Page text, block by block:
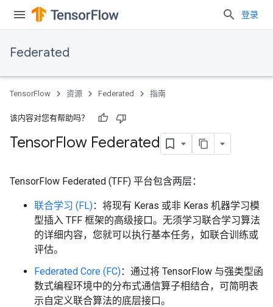
登录
Federated
TensorFlow 资源 Federated 指南
该内容对您有帮助吗？
TensorFlow Federated
TensorFlow Federated (TFF) 平台包含两层：
联合学习 (FL)：将现有 Keras 或非 Keras 机器学习模
型插入 TFF 框架的高级接口。无须学习联合学习算法
的详细内容，您就可以执行基本任务，如联合训练或
评估。
Federated Core (FC)：通过将 TensorFlow 与强类型函
数式编程环境中的分布式通信算子相结合，可简明表
示自定义联合算法的底层接口。